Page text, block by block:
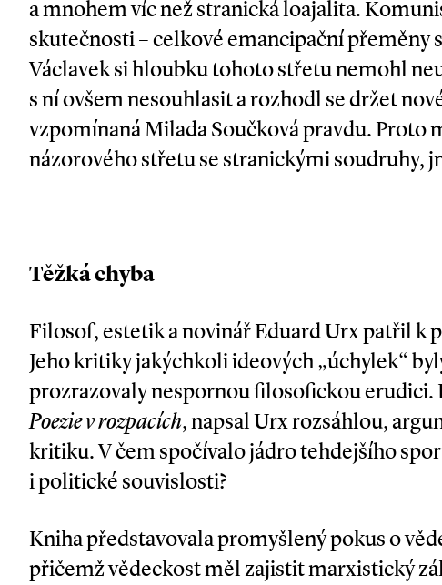
a mnohem víc než stranická loajalita.
skutečnosti – celkové emancipační přeměny
Václavek si hloubku tohoto střetu nemohl
s ní ovšem nesouhlasit a rozhodl se držet
vzpomínaná Milada Součková pravdu. Proto
názorového střetu se stranickými soudruhy,
Těžká chyba
Filosof, estetik a novinář Eduard Urx patřil
Jeho kritiky jakýchkoli ideových „úchylek“
prozrazovaly nespornou filosofickou erudici.
Poezie v rozpacích, napsal Urx rozsáhlou,
kritiku. V čem spočívalo jádro tehdejšího
i politické souvislosti?
Kniha představovala promyšlený pokus o
přičemž vědeckost měl zajistit marxistický